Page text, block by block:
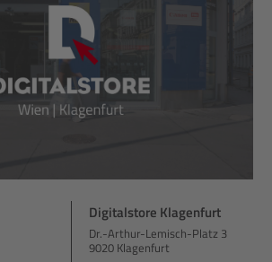
Digitalstore Klagenfurt
Dr.-Arthur-Lemisch-Platz 3
9020 Klagenfurt